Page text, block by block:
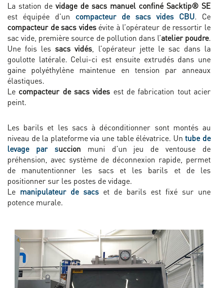
La station de vidage de sacs manuel confiné Sacktip® SE
est équipée d’un compacteur de sacs vides CBU. Ce
compacteur de sacs videsévite à l’opérateur de ressortir le
sac vide, première source de pollution dans l’atelier poudre.
Une fois les sacs vidés , l’opérateur jette le sac dans la
goulotte latérale. Celui-ci est ensuite extrudés dans une
gaine polyéthylène maintenue en tension par anneaux
élastiques.
Le compacteur de sacs vides est de fabrication tout acier
peint.
Les barils et les sacs à déconditionner sont montés au
niveau de la plateforme via une table élévatrice. Untube de
levage par succionmuni d’un jeu de ventouse de
préhension, avec système de déconnexion rapide, permet
de manutentionner les sacs et les barils et de les
positionner sur les postes de vidage.
Le manipulateur de sacs et de barils est fixé sur une
potence murale.